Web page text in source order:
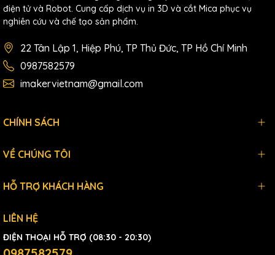
điện tử và Robot. Cung cấp dịch vụ in 3D và cắt Mica phục vụ
nghiên cứu và chế tạo sản phẩm.
22 Tân Lập 1, Hiệp Phú, TP Thủ Đức, TP Hồ Chí Minh
0987582579
imakervietnam@gmail.com
CHÍNH SÁCH
VỀ CHÚNG TÔI
HỖ TRỢ KHÁCH HÀNG
LIÊN HỆ
ĐIỆN THOẠI HỖ TRỢ (08:30 - 20:30)